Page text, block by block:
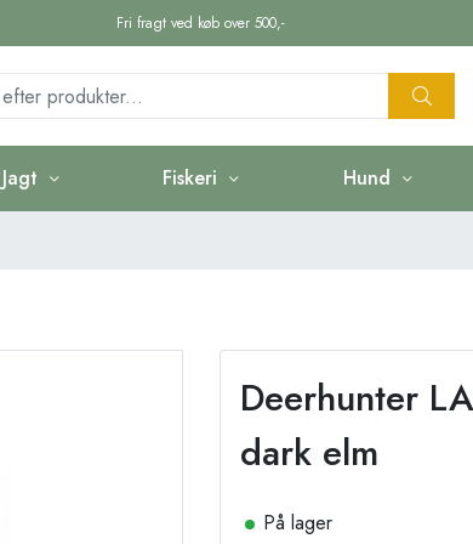
Fri fragt ved køb over 500,-
Jagt Fiskeri Hund
Deerhunter
dark elm
På lager